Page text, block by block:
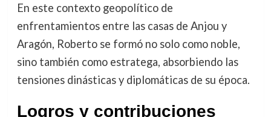
En este contexto geopolítico de
enfrentamientos entre las casas de Anjou y
Aragón, Roberto se formó no solo como noble,
sino también como estratega, absorbiendo las
tensiones dinásticas y diplomáticas de su época.
Logros y contribuciones